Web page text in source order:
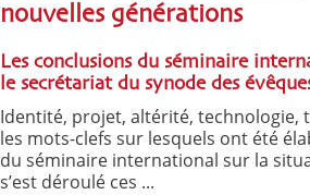
nouvelles générations
Les conclusions du séminaire
le secrétariat du synode des
Identité, projet, altérité, technologie,
les mots-clefs sur lesquels ont été
du séminaire international sur la
s’est déroulé ces ...